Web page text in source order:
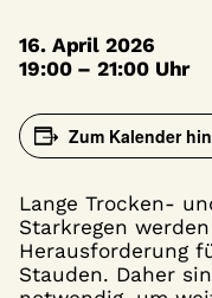
16. April 2026
19:00 – 21:00 Uhr
Zum Kalender
Lange Trocken-
Starkregen
Herausforderung
Stauden. Daher